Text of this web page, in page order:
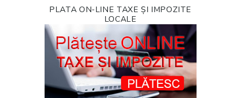
PLATA ON-LINE TAXE ȘI IMPOZITE
LOCALE